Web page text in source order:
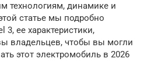
технологиям, динамике и
статье мы подробно
3, ее характеристики,
владельцев, чтобы вы могли
этот электромобиль в 2026